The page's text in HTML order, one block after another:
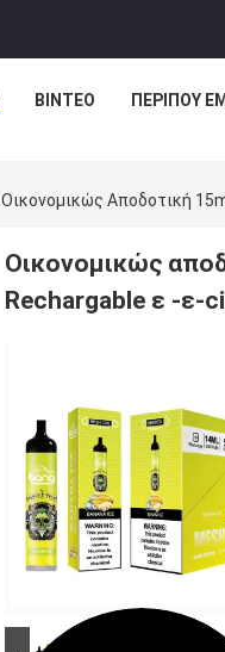
ΒΊΝΤΕΟ ΠΕΡΊΠΟΥ
Οικονομικώς Αποδοτική
Οικονομικώς
Rechargable ε -ε-